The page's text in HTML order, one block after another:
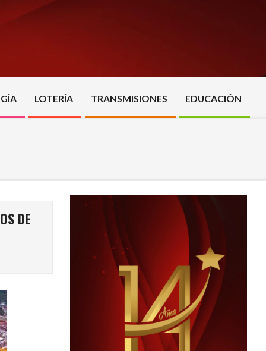
LOTERÍA TRANSMISIONES EDUCACIÓN
DE